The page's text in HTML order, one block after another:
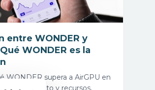
entre WONDER y
WONDER es la
WONDER supera a AirGPU en
rendimiento y recursos,